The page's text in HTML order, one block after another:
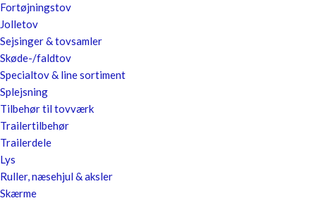
Fortøjningstov
Jolletov
Sejsinger & tovsamler
Skøde-/faldtov
Specialtov & line sortiment
Splejsning
Tilbehør til tovværk
Trailertilbehør
Trailerdele
Lys
Ruller, næsehjul & aksler
Skærme